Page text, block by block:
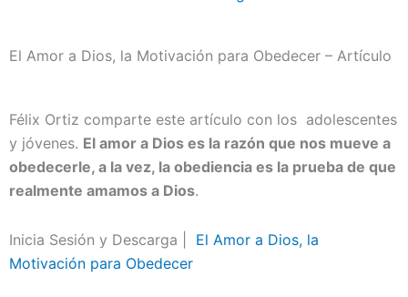
El Amor a Dios, la Motivación para Obedecer – Artículo
Félix Ortiz comparte este artículo con los adolescentes
y jóvenes. El amor a Dios es la razón que nos mueve a
obedecerle, a la vez, la obediencia es la prueba de que
realmente amamos a Dios.
Inicia Sesión y Descarga | El Amor a Dios, la
Motivación para Obedecer